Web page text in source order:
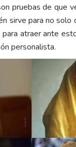
pruebas de que
sirve para no solo
para atraer ante
personalista.